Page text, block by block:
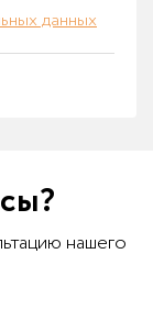
данных
нашего